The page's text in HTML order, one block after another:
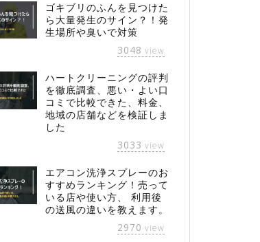
ゴキブリのふんを見つけた
ら大量発生のサイン？！発
生場所や臭いで対策
3048 view
ハートクリーニングの評判
を徹底調査、悪い・よい口
コミで比較できた、料金、
地域の店舗などを検証しま
した
3033 view
エアコン洗浄スプレーのお
すすめランキング！売って
いる店や使い方、 利用後
の送風の違いを教えます。
2970 view